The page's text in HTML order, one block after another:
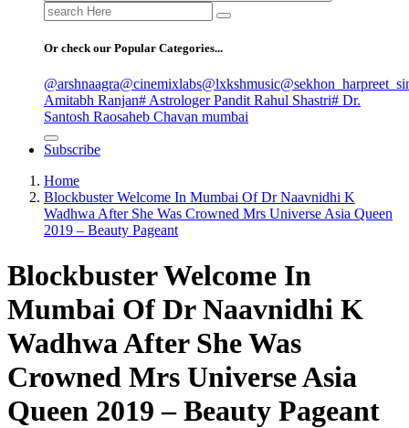
Search
for:
Or check our Popular Categories...
@arshnaagra@cinemixlabs@lxkshmusic
Amitabh Ranjan# Astrologer Pandit Rahul Shastri# Dr.
Santosh Raosaheb Chavan mumbai
Subscribe
Home
Blockbuster Welcome In Mumbai Of Dr Naavnidhi K
Wadhwa After She Was Crowned Mrs Universe Asia Queen
2019 – Beauty Pageant
Blockbuster Welcome In
Mumbai Of Dr Naavnidhi K
Wadhwa After She Was
Crowned Mrs Universe Asia
Queen 2019 – Beauty Pageant